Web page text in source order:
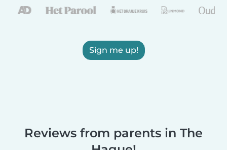
Sign me up!
Reviews from parents in The